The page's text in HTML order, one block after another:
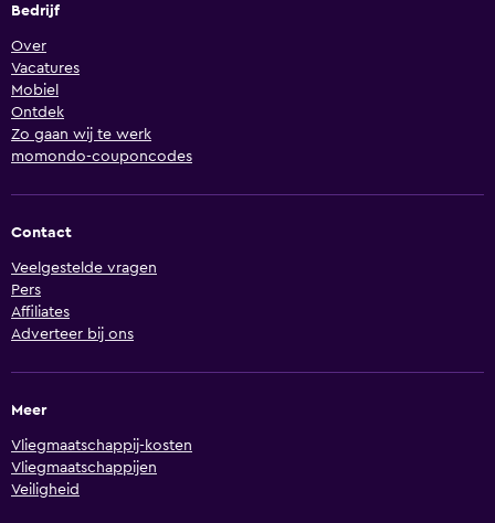
Bedrijf
Over
Vacatures
Mobiel
Ontdek
Zo gaan wij te werk
momondo-couponcodes
Contact
Veelgestelde vragen
Pers
Affiliates
Adverteer bij ons
Meer
Vliegmaatschappij-kosten
Vliegmaatschappijen
Veiligheid